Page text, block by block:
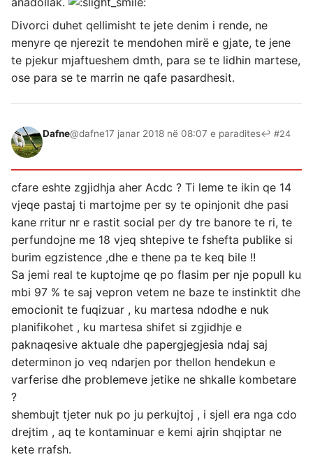
Divorci duhet qellimisht te jete denim i rende, ne
menyre qe njerezit te mendohen mirë e gjate, te jene
te pjekur mjaftueshem dmth, para se te lidhin martese,
ose para se te marrin ne qafe pasardhesit.
Dafne@dafne17 janar 2018 në 08:07 e paradites↩ #24
cfare eshte zgjidhja aher Acdc ? Ti leme te ikin qe 14
vjeqe pastaj ti martojme per sy te opinjonit dhe pasi
kane rritur nr e rastit social per dy tre banore te ri, te
perfundojne me 18 vjeq shtepive te fshefta publike si
burim egzistence ,dhe e thene pa te keq bile !!
Sa jemi real te kuptojme qe po flasim per nje popull ku
mbi 97 % te saj vepron vetem ne baze te instinktit dhe
emocionit te fuqizuar , ku martesa ndodhe e nuk
planifikohet , ku martesa shifet si zgjidhje e
paknaqesive aktuale dhe papergjegjesia ndaj saj
determinon jo veq ndarjen por thellon hendekun e
varferise dhe problemeve jetike ne shkalle kombetare
?
shembujt tjeter nuk po ju perkujtoj , i sjell era nga cdo
drejtim , aq te kontaminuar e kemi ajrin shqiptar ne
kete rrafsh.